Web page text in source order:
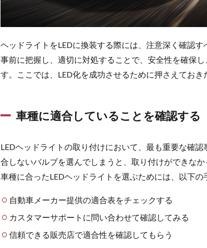
び
3.1
対応
確認
の基
準を
チェ
ック
3.3
光色
の規
定に
ヘッドライトをLEDに換装する際には、注意深く確認
事前に把握し、適切に対処することで、安全性を確保
す。ここでは、LED化を成功させるために押さえてお
車種に適合していることを確認する
LEDヘッドライトの取り付けにおいて、最も重要な確認
合しないバルブを選んでしまうと、取り付けができな
車種に合ったLEDヘッドライトを選ぶためには、以下
自動車メーカー提供の適合表をチェックする
カスタマーサポートに問い合わせて確認してみる
信頼できる販売店で適合性を確認してもらう